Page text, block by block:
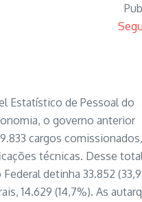
Estatístico de Pessoal do
o governo anterior
cargos comissionados,
técnicas. Desse
detinha 33.852
14.629 (14,7%). As